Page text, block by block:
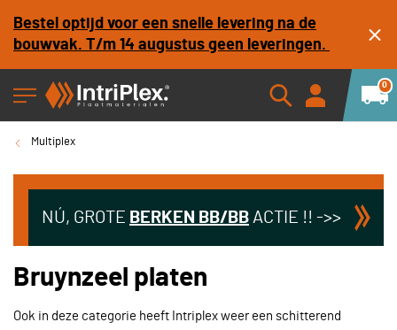
Bestel optijd voor een snelle levering na de
bouwvak. T/m 14 augustus geen leveringen.
0
Multiplex
NÚ, GROTE BERKEN BB/BB ACTIE !! ->>
Bruynzeel platen
Ook in deze categorie heeft Intriplex weer een schitterend